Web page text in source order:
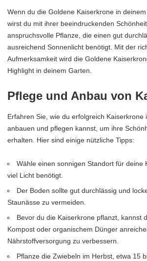
Wenn du die Goldene Kaiserkrone in
wirst du mit ihrer beeindruckenden
anspruchsvolle Pflanze, die einen gut
ausreichend Sonnenlicht benötigt. Mit der
Aufmerksamkeit wird die Goldene
Highlight in deinem Garten.
Pflege und Anbau von
Erfahren Sie, wie du erfolgreich Kaiserkrone
anbauen und pflegen kannst, um ihre
erhalten. Hier sind einige nützliche Tipps:
Wähle einen sonnigen Standort für deine
viel Licht benötigt.
Der Boden sollte gut durchlässig und
Staunässe zu vermeiden.
Bevor du die Kaiserkrone pflanzt, kannst
Kompost oder organischem Dünger
Nährstoffversorgung zu verbessern.
Pflanze die Zwiebeln im Herbst, etwa 15